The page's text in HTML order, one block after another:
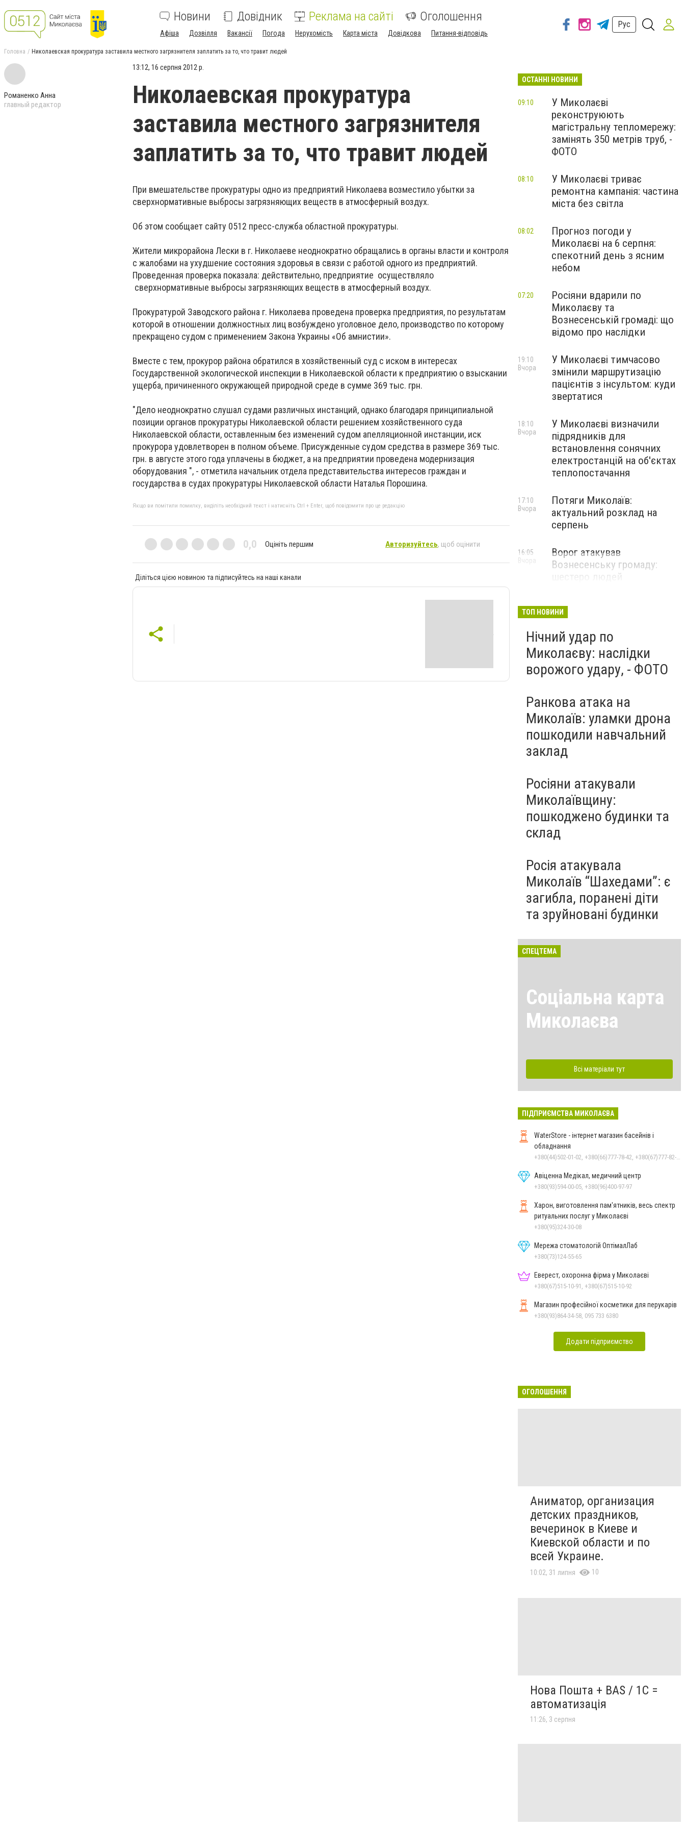
Новини Довідник Реклама на сайті Оголошення
Афіша Дозвілля Вакансії Погода Нерухомість Карта міста Довідкова Питання-відповідь
Рус
Головна Николаевская прокуратура заставила местного загрязнителя заплатить за то, что травит людей
Романенко Анна
главный редактор
13:12, 16 серпня 2012 р.
Николаевская прокуратура
заставила местного загрязнителя
заплатить за то, что травит людей
При вмешательстве прокуратуры одно из предприятий Николаева возместило убытки за
сверхнормативные выбросы загрязняющих веществ в атмосферный воздух.
Об этом сообщает сайту 0512 пресс-служба областной прокуратуры.
Жители микрорайона Лески в г. Николаеве неоднократно обращались в органы власти и контроля
с жалобами на ухудшение состояния здоровья в связи с работой одного из предприятий.
Проведенная проверка показала: действительно, предприятие осуществляло
сверхнормативные выбросы загрязняющих веществ в атмосферный воздух.
Прокуратурой Заводского района г. Николаева проведена проверка предприятия, по результатам
которой в отношении должностных лиц возбуждено уголовное дело, производство по которому
прекращено судом с применением Закона Украины «Об амнистии».
Вместе с тем, прокурор района обратился в хозяйственный суд с иском в интересах
Государственной экологической инспекции в Николаевской области к предприятию о взыскании
ущерба, причиненного окружающей природной среде в сумме 369 тыс. грн.
"Дело неоднократно слушал судами различных инстанций, однако благодаря принципиальной
позиции органов прокуратуры Николаевской области решением хозяйственного суда
Николаевской области, оставленным без изменений судом апелляционной инстанции, иск
прокурора удовлетворен в полном объеме. Присужденные судом средства в размере 369 тыс.
грн. в августе этого года уплачены в бюджет, а на предприятии проведена модернизация
оборудования ", - отметила начальник отдела представительства интересов граждан и
государства в судах прокуратуры Николаевской области Наталья Порошина.
Якщо ви помітили помилку, виділіть необхідний текст і натисніть Ctrl + Enter, щоб повідомити про це редакцію
0,0 Оцініть першим Авторизуйтесь, щоб оцінити
Діліться цією новиною та підписуйтесь на наші канали
ОСТАННІ НОВИНИ
У Миколаєві
реконструюють
магістральну тепломережу:
замінять 350 метрів труб, -
ФОТО
09:10
У Миколаєві триває
ремонтна кампанія: частина
міста без світла
08:10
Прогноз погоди у
Миколаєві на 6 серпня:
спекотний день з ясним
небом
08:02
Росіяни вдарили по
Миколаєву та
Вознесенській громаді: що
відомо про наслідки
07:20
У Миколаєві тимчасово
змінили маршрутизацію
пацієнтів з інсультом: куди
звертатися
19:10
Вчора
У Миколаєві визначили
підрядників для
встановлення сонячних
електростанцій на об'єктах
теплопостачання
18:10
Вчора
Потяги Миколаїв:
актуальний розклад на
серпень
17:10
Вчора
Ворог атакував
Вознесенську громаду:
шестеро людей
16:05
Вчора
ТОП НОВИНИ
Нічний удар по
Миколаєву: наслідки
ворожого удару, - ФОТО
Ранкова атака на
Миколаїв: уламки дрона
пошкодили навчальний
заклад
Росіяни атакували
Миколаївщину:
пошкоджено будинки та
склад
Росія атакувала
Миколаїв “Шахедами”: є
загибла, поранені діти
та зруйновані будинки
СПЕЦТЕМА
Соціальна карта
Миколаєва
Всі матеріали тут
ПІДПРИЄМСТВА МИКОЛАЄВА
WaterStore - інтернет магазин басейнів і
обладнання
Авіценна Медікал, медичний центр
+380(93)594-00-05, +380(96)400-97-97
Харон, виготовлення пам'ятників, весь спектр
ритуальних послуг у Миколаєві
+380(95)324-30-08
Мережа стоматологій ОптімалЛаб
+380(73)124-55-65
Еверест, охоронна фірма у Миколаєві
+380(67)515-10-91, +380(67)515-10-92
Магазин професійної косметики для перукарів
+380(93)864-34-58, 095 733 6380
Додати підприємство
ОГОЛОШЕННЯ
Аниматор, организация
детских праздников,
вечеринок в Киеве и
Киевской области и по
всей Украине.
10:02, 31 липня 10
Нова Пошта + BAS / 1C =
автоматизація
11:26, 3 серпня